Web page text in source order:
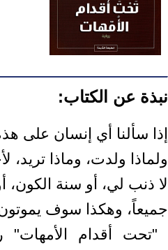
نبذة عن الكتاب:
إذا سألنا أي إنسان على
ولماذا ولدت، وماذا تريد،
لا ذنب لي، أو سنة الكون،
جميعاً، وهكذا سوف
"تحت أقدام الأمهات"